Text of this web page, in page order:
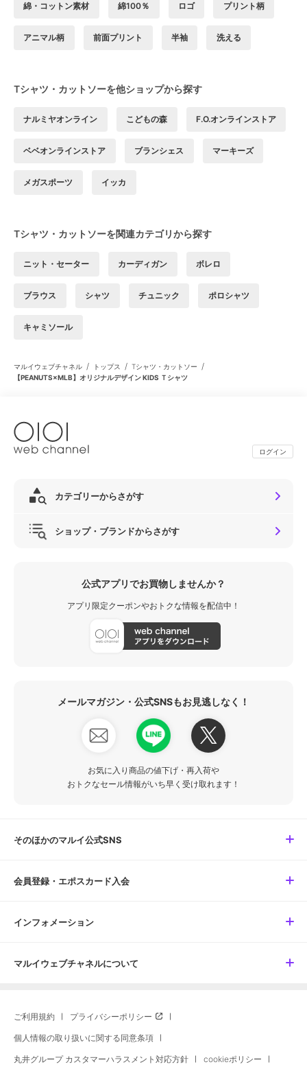
綿・コットン素材 綿100％ ロゴ プリント柄
アニマル柄 前面プリント 半袖 洗える
Tシャツ・カットソーを他ショップから探す
ナルミヤオンライン こどもの森 F.O.オンラインストア
ベベオンラインストア ブランシェス マーキーズ
メガスポーツ イッカ
Tシャツ・カットソーを関連カテゴリから探す
ニット・セーター カーディガン ボレロ
ブラウス シャツ チュニック ポロシャツ
キャミソール
マルイウェブチャネル / トップス / Tシャツ・カットソー /
【PEANUTS×MLB】オリジナルデザイン KIDS Ｔシャツ
ログイン
カテゴリーからさがす
ショップ・ブランドからさがす
公式アプリでお買物しませんか？
アプリ限定クーポンやおトクな情報を配信中！
メールマガジン・公式SNSもお見逃しなく！
お気に入り商品の値下げ・再入荷や
おトクなセール情報がいち早く受け取れます！
そのほかのマルイ公式SNS
会員登録・エポスカード入会
インフォメーション
マルイウェブチャネルについて
ご利用規約 プライバシーポリシー
個人情報の取り扱いに関する同意条項
丸井グループ カスタマーハラスメント対応方針 cookieポリシー